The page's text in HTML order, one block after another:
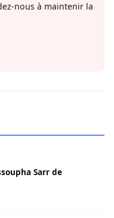
nous à maintenir la
Sarr de